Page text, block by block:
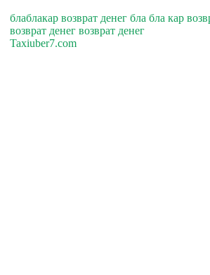
блаблакар возврат денег бла бла кар
возврат денег возврат денег
Taxiuber7.com